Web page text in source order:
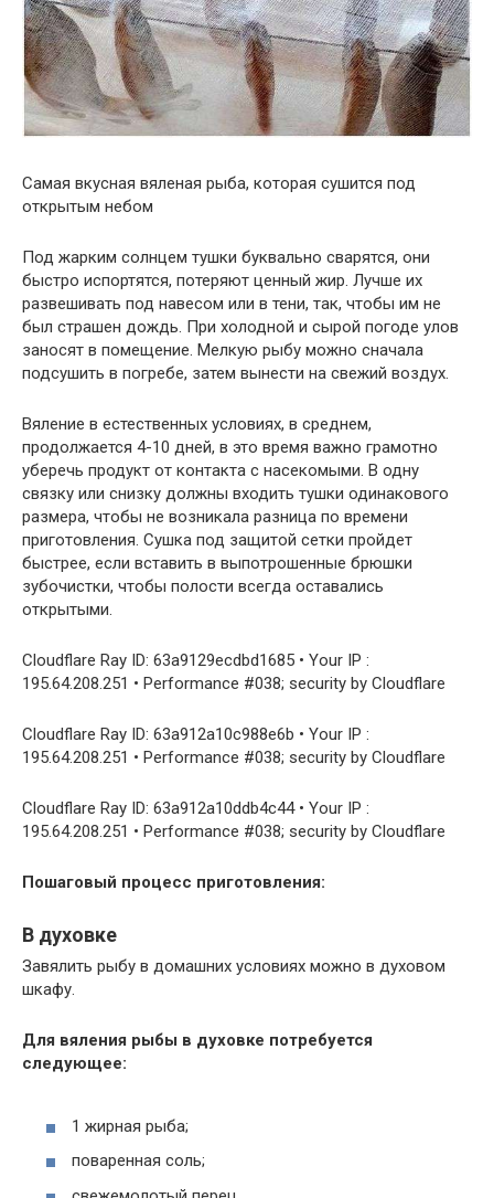
Самая вкусная вяленая рыба, которая сушится под
открытым небом
Под жарким солнцем тушки буквально сварятся, они
быстро испортятся, потеряют ценный жир. Лучше их
развешивать под навесом или в тени, так, чтобы им не
был страшен дождь. При холодной и сырой погоде улов
заносят в помещение. Мелкую рыбу можно сначала
подсушить в погребе, затем вынести на свежий воздух.
Вяление в естественных условиях, в среднем,
продолжается 4-10 дней, в это время важно грамотно
уберечь продукт от контакта с насекомыми. В одну
связку или снизку должны входить тушки одинакового
размера, чтобы не возникала разница по времени
приготовления. Сушка под защитой сетки пройдет
быстрее, если вставить в выпотрошенные брюшки
зубочистки, чтобы полости всегда оставались
открытыми.
Cloudflare Ray ID: 63a9129ecdbd1685 • Your IP :
195.64.208.251 • Performance #038; security by Cloudflare
Cloudflare Ray ID: 63a912a10c988e6b • Your IP :
195.64.208.251 • Performance #038; security by Cloudflare
Cloudflare Ray ID: 63a912a10ddb4c44 • Your IP :
195.64.208.251 • Performance #038; security by Cloudflare
Пошаговый процесс приготовления:
В духовке
Завялить рыбу в домашних условиях можно в духовом
шкафу.
Для вяления рыбы в духовке потребуется
следующее:
1 жирная рыба;
поваренная соль;